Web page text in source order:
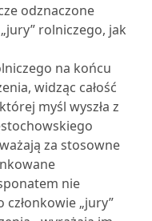
odznaczone
rolniczego, jak
na końcu
widząc całość
myśl wyszła z
za stosowne
nie
członkowie „jury”